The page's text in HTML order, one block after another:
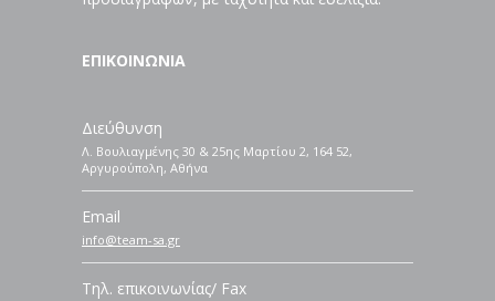
ΕΠΙΚΟΙΝΩΝΙΑ
Διεύθυνση
Λ. Βουλιαγμένης 30 & 25ης Μαρτίου 2, 164 52,
Αργυρούπολη, Αθήνα
Email
info@team-sa.gr
Τηλ. επικοινωνίας/ Fax